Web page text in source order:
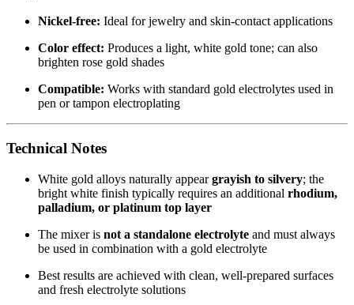
Nickel-free: Ideal for jewelry and skin-contact applications
Color effect: Produces a light, white gold tone; can also
brighten rose gold shades
Compatible: Works with standard gold electrolytes used in
pen or tampon electroplating
Technical Notes
White gold alloys naturally appeargrayish to silvery; the
bright white finish typically requires an additional rhodium,
palladium, or platinum top layer
The mixer is not a standalone electrolyte and must always
be used in combination with a gold electrolyte
Best results are achieved with clean, well-prepared surfaces
and fresh electrolyte solutions